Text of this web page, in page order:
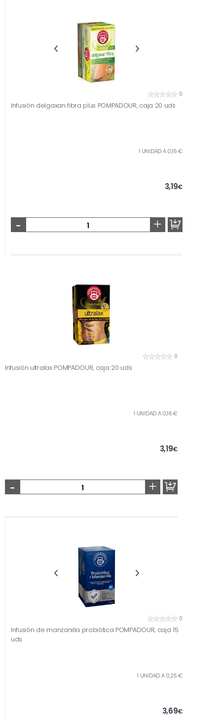
0
Infusión delgaxan fibra plus POMPADOUR, caja 20 uds
1 UNIDAD A 0,16 €
3,19€
- +
0
Infusión ultralax POMPADOUR, caja 20 uds
1 UNIDAD A 0,16 €
3,19€
- +
0
Infusión de manzanilla probiótica POMPADOUR, caja 15
uds
1 UNIDAD A 0,25 €
3,69€